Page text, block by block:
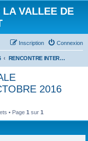
VALLEE DE
Connexion
Inscription
RENCONTRE INTERNATIONALE HYDRALAGOU DU 1 ET 2 OCTOBRE 2016
2016
• Page 1 sur 1